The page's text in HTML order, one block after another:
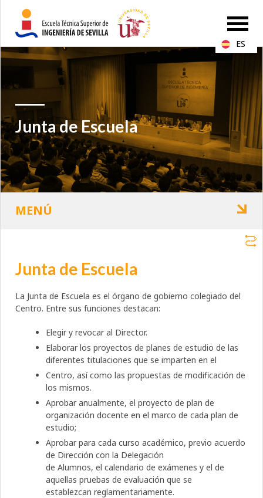
Junta de Escuela
Junta de Escuela
La Junta de Escuela es el órgano de gobierno colegiado del
Centro. Entre sus funciones destacan:
Elegir y revocar al Director.
Elaborar los proyectos de planes de estudio de las
diferentes titulaciones que se imparten en el
Centro, así como las propuestas de modificación de
los mismos.
Aprobar anualmente, el proyecto de plan de
organización docente en el marco de cada plan de
estudio;
Aprobar para cada curso académico, previo acuerdo
de Dirección con la Delegación
de Alumnos, el calendario de exámenes y el de
aquellas pruebas de evaluación que se
establezcan reglamentariamente.
ES